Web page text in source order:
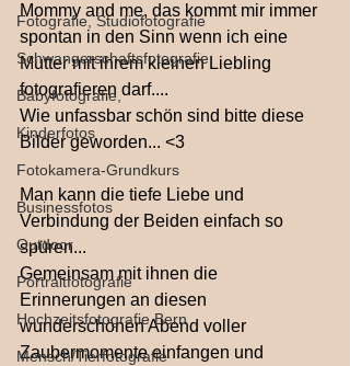
Fotografie, Studiofotografie
Schwangerschaftsfotografie
Babyfotografie,
Kinderfotos
Fotokamera-Grundkurs
Businessfotos
Outdoor
Portraitfotografie
Hochzeitsfotografie Bern
Mensch/Tierfotografie
Mommy and me, das kommt mir immer
spontan in den Sinn wenn ich eine
Mutter mit ihrem kleinen Liebling
fotografieren darf....
Wie unfassbar schön sind bitte diese
Bilder geworden... <3
Man kann die tiefe Liebe und
Verbindung der Beiden einfach so
spüren...
Gemeinsam mit ihnen die
Erinnerungen an diesen
wunderschönen Abend voller
Zaubermomente einfangen und